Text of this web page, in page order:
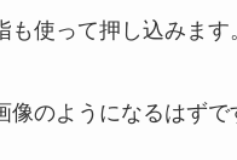
も使って押し込みます
のようになるはずで